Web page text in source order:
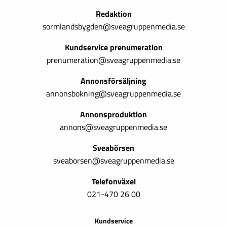
Redaktion
sormlandsbygden@sveagruppenmedia.se
Kundservice prenumeration
prenumeration@sveagruppenmedia.se
Annonsförsäljning
annonsbokning@sveagruppenmedia.se
Annonsproduktion
annons@sveagruppenmedia.se
Sveabörsen
sveaborsen@sveagruppenmedia.se
Telefonväxel
021-470 26 00
Kundservice